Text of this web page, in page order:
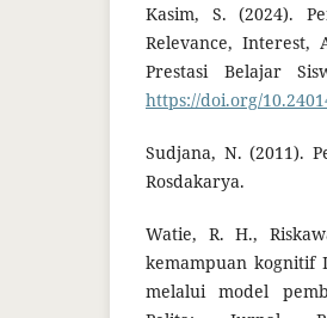
Kasim, S. (2024).
Relevance, Interest,
Prestasi Belajar
https://doi.org/
Sudjana, N. (2011).
Rosdakarya.
Watie, R. H.,
kemampuan kognitif
melalui model